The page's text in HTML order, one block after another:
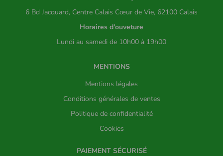
6 Bd Jacquard, Centre Calais Cœur de Vie, 62100 Calais
Horaires d'ouveture
Lundi au samedi de 10h00 à 19h00
MENTIONS
Mentions légales
Conditions générales de ventes
Politique de confidentialité
Cookies
PAIEMENT SÉCURISÉ